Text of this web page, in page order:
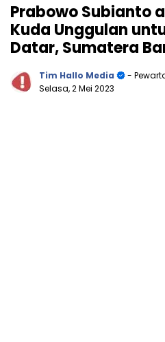
Prabowo Subianto
Kuda Unggulan
Datar, Sumatera
Tim Hallo Media
-
Selasa, 2 Mei 2023